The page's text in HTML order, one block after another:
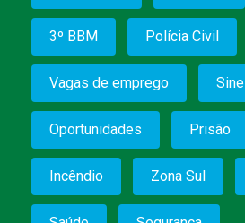
3º BBM Polícia Civil
Vagas de emprego Sine
Oportunidades Prisão
Incêndio Zona Sul